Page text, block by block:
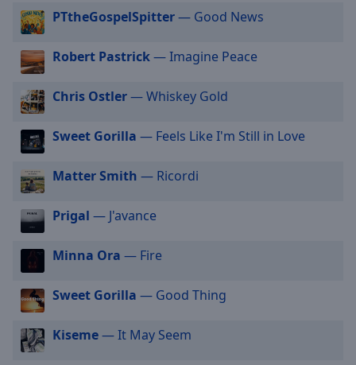
Picture
Fullscreen
modal
window.
Beginning
dialog
Escape
cancel
and
close
window.
PTtheGospelSpitter— Good News
Robert Pastrick— Imagine Peace
Chris Ostler— Whiskey Gold
Sweet Gorilla — Feels Like I'm Still in Love
Matter Smith — Ricordi
Prigal — J'avance
Minna Ora — Fire
Sweet Gorilla — Good Thing
Kiseme— It May Seem